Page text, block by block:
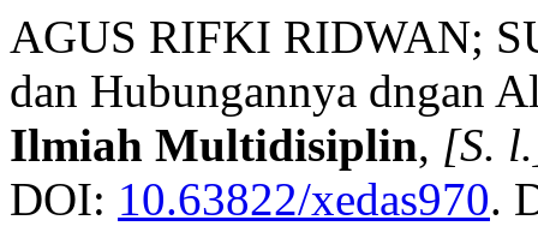
AGUS RIFKI RIDWAN;
dan Hubungannya dngan
Ilmiah Multidisiplin, [S.
DOI: 10.63822/xedas970.